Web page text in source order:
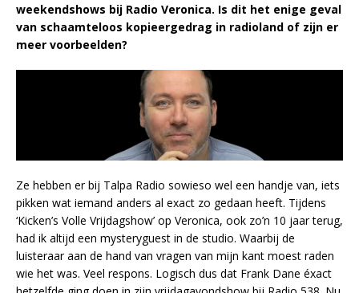
weekendshows bij Radio Veronica. Is dit het enige geval
van schaamteloos kopieergedrag in radioland of zijn er
meer voorbeelden?
Ze hebben er bij Talpa Radio sowieso wel een handje van, iets
pikken wat iemand anders al exact zo gedaan heeft. Tijdens
‘Kicken’s Volle Vrijdagshow’ op Veronica, ook zo’n 10 jaar terug,
had ik altijd een mysteryguest in de studio. Waarbij de
luisteraar aan de hand van vragen van mijn kant moest raden
wie het was. Veel respons. Logisch dus dat Frank Dane éxact